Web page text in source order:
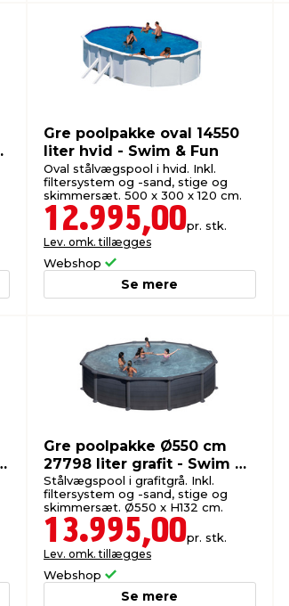
Gre poolpakke oval 14550
liter hvid - Swim & Fun
Oval stålvægspool i hvid. Inkl.
filtersystem og -sand, stige og
skimmersæt. 500 x 300 x 120 cm.
12.995,00pr. stk.
Lev. omk. tillægges
Webshop
Se mere
Gre poolpakke Ø550 cm
27798 liter grafit - Swim &
Fun
Stålvægspool i grafitgrå. Inkl.
filtersystem og -sand, stige og
skimmersæt. Ø550 x H132 cm.
13.995,00pr. stk.
Lev. omk. tillægges
Webshop
Se mere